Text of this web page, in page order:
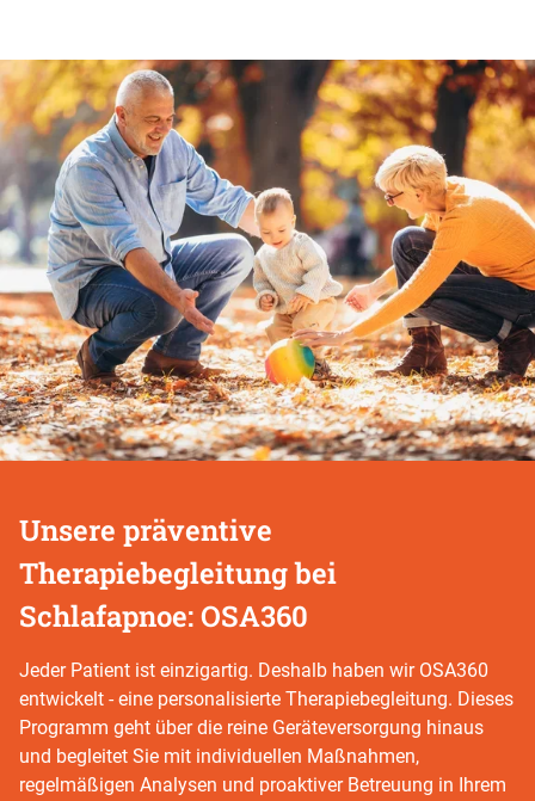
Skip
this
section
Unsere präventive
Therapiebegleitung bei
Schlafapnoe: OSA360
Jeder Patient ist einzigartig. Deshalb haben wir OSA360
entwickelt - eine personalisierte Therapiebegleitung. Dieses
Programm geht über die reine Geräteversorgung hinaus
und begleitet Sie mit individuellen Maßnahmen,
regelmäßigen Analysen und proaktiver Betreuung in Ihrem